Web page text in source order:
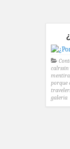
calrssin
mentira
porque
galeria